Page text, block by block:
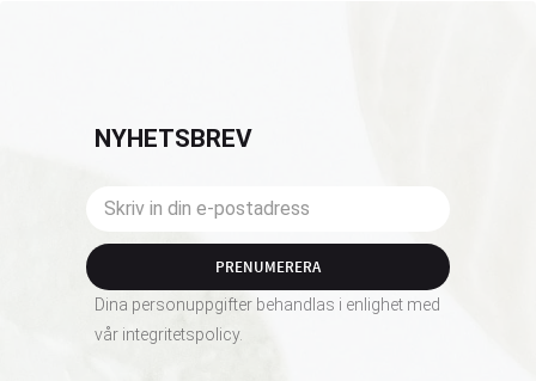
NYHETSBREV
PRENUMERERA
Dina personuppgifter behandlas i enlighet med
vår integritetspolicy.